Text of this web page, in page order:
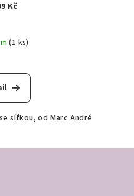
Kč
(1 ks)
síťkou, od Marc André